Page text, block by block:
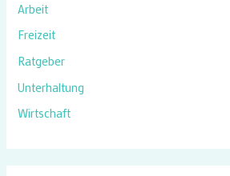
Arbeit
Freizeit
Ratgeber
Unterhaltung
Wirtschaft